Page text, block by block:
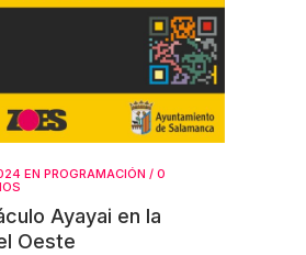
EN PROGRAMACIÓN / 0
Ayayai en la
Oeste